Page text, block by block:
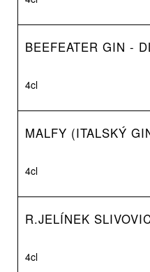
BEEFEATER GIN -
4cl
MALFY (ITALSKÝ
4cl
R.JELÍNEK
4cl